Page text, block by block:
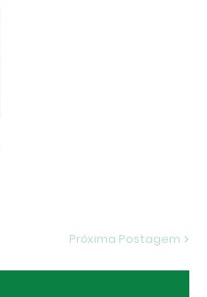
Próxima Postagem